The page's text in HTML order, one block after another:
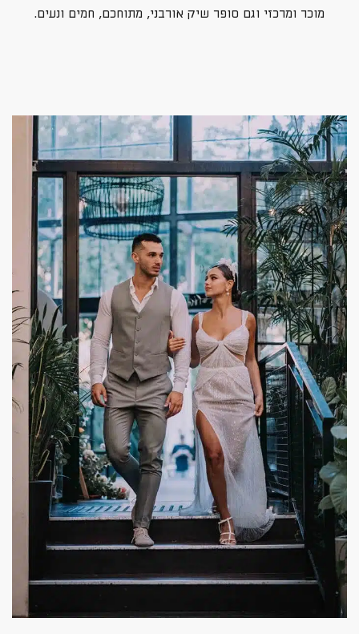
מוכר ומרכזי וגם סופר שיק אורבני, מתוחכם, חמים ונעים.